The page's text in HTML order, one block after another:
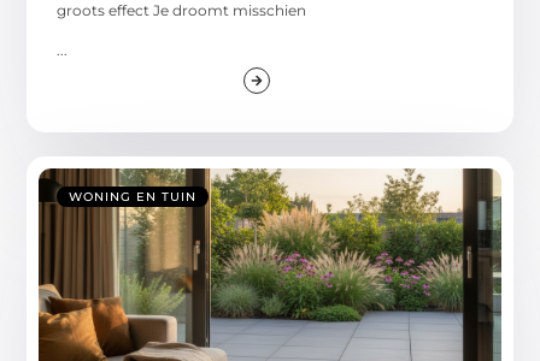
groots effect Je droomt misschien
WONING EN TUIN